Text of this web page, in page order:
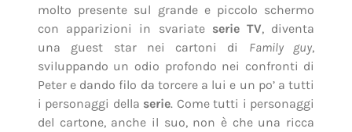
molto presente sul grande e piccolo schermo
con apparizioni in svariate serie TV, diventa
una guest star nei cartoni di Family guy,
sviluppando un odio profondo nei confronti di
Peter e dando filo da torcere a lui e un po’ a tutti
i personaggi della serie. Come tutti i personaggi
del cartone, anche il suo, non è che una ricca